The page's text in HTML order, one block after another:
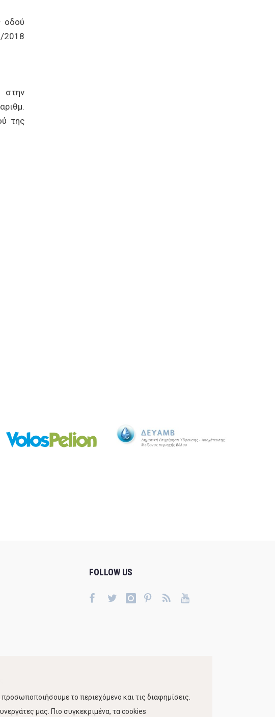
οδού
2018
στην
της
FOLLOW US
το περιεχόμενο και τις διαφημίσεις.
μας. Πιο συγκεκριμένα, τα cookies